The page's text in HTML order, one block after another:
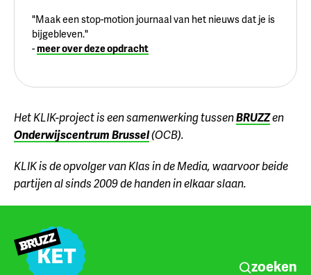
"Maak een stop-motion journaal van het nieuws dat je is
bijgebleven."
-meer over deze opdracht
Het KLIK-project is een samenwerking tussenBRUZZen
Onderwijscentrum Brussel(OCB).
KLIK is de opvolger van Klas in de Media, waarvoor beide
partijen al sinds 2009 de handen in elkaar slaan.
zoeken